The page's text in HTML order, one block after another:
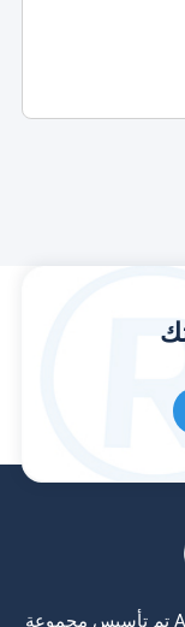
تم تأسيس مجموعة Allianz Steel المتخصصة في إمدادات المعادن